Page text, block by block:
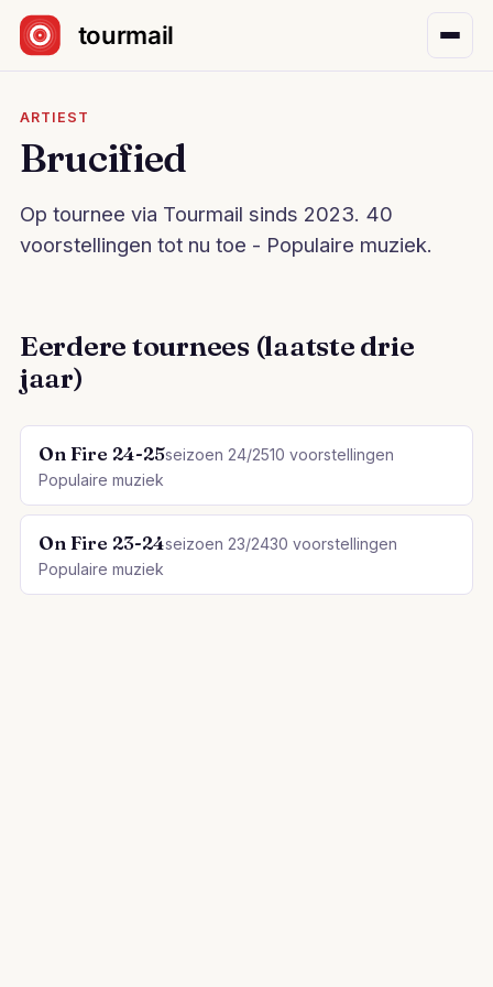
Sla navigatie over
ARTIEST
Brucified
Op tournee via Tourmail sinds 2023. 40
voorstellingen tot nu toe - Populaire muziek.
Eerdere tournees (laatste drie
jaar)
On Fire 24-25seizoen 24/2510 voorstellingen
Populaire muziek
On Fire 23-24seizoen 23/2430 voorstellingen
Populaire muziek